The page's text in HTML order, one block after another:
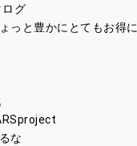
ログ
っと豊かにとてもお得に
な